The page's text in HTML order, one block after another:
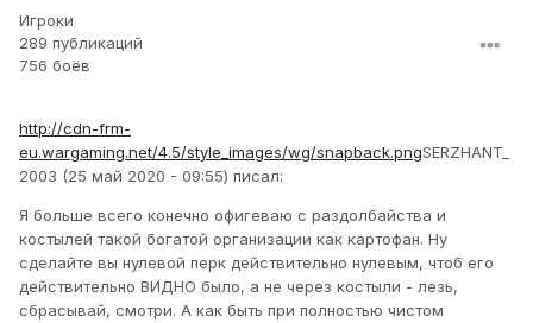
Игроки
289 публикаций
756 боёв
http://cdn-frm-
eu.wargaming.net/4.5/style_images/wg/snapback.pngSERZHANT_
2003 (25 май 2020 - 09:55) писал:
Я больше всего конечно офигеваю с раздолбайства и
костылей такой богатой организации как картофан. Ну
сделайте вы нулевой перк действительно нулевым, чтоб его
действительно ВИДНО было, а не через костыли - лезь,
сбрасывай, смотри. А как быть при полностью чистом